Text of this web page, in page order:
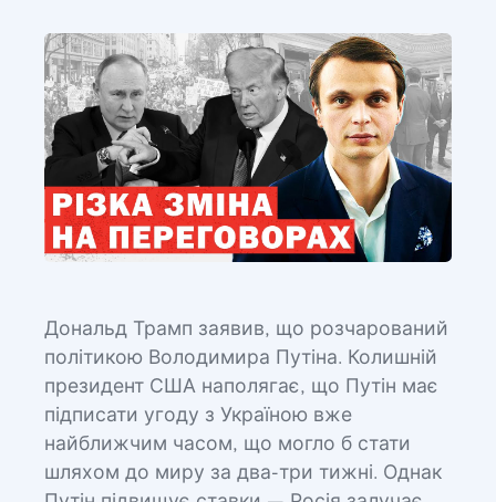
Дональд Трамп заявив, що розчарований
політикою Володимира Путіна. Колишній
президент США наполягає, що Путін має
підписати угоду з Україною вже
найближчим часом, що могло б стати
шляхом до миру за два-три тижні. Однак